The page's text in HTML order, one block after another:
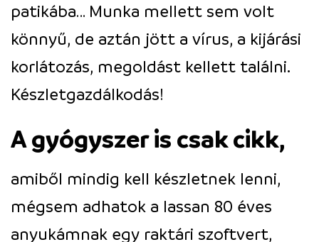
patikába… Munka mellett sem volt
könnyű, de aztán jött a vírus, a kijárási
korlátozás, megoldást kellett találni.
Készletgazdálkodás!
A gyógyszer is csak cikk,
amiből mindig kell készletnek lenni,
mégsem adhatok a lassan 80 éves
anyukámnak egy raktári szoftvert,